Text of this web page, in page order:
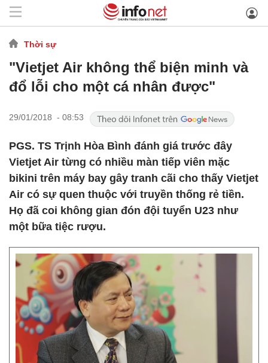
Thời sự
"Vietjet Air không thể biện minh và
đổ lỗi cho một cá nhân được"
29/01/2018 - 08:53
PGS. TS Trịnh Hòa Bình đánh giá trước đây
Vietjet Air từng có nhiều màn tiếp viên mặc
bikini trên máy bay gây tranh cãi cho thấy Vietjet
Air có sự quen thuộc với truyền thống rẻ tiền.
Họ đã coi không gian đón đội tuyển U23 như
một bữa tiệc rượu.